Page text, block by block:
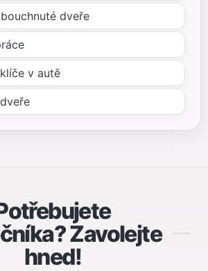
dveře
v autě
Zavolejte
hned!